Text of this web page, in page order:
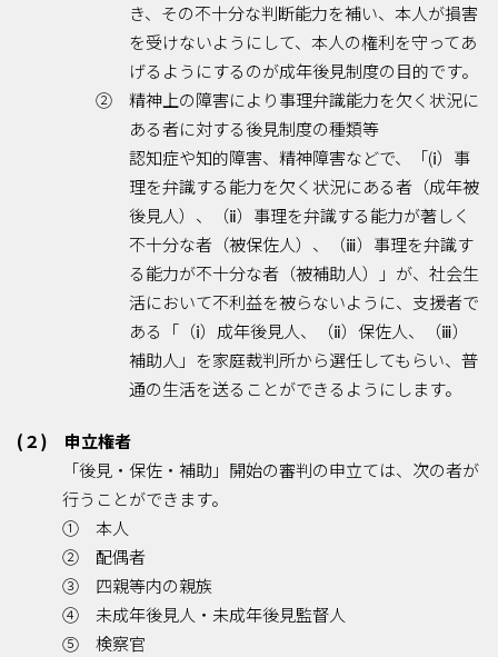
き、その不十分な判断能力を補い、本人が損害
を受けないようにして、本人の権利を守ってあ
げるようにするのが成年後見制度の目的です。
② 精神上の障害により事理弁識能力を欠く状況に
ある者に対する後見制度の種類等
認知症や知的障害、精神障害などで、「(ⅰ）事
理を弁識する能力を欠く状況にある者（成年被
後見人）、（ⅱ）事理を弁識する能力が著しく
不十分な者（被保佐人）、（ⅲ）事理を弁識す
る能力が不十分な者（被補助人）」が、社会生
活において不利益を被らないように、支援者で
ある「（ⅰ）成年後見人、（ⅱ）保佐人、（ⅲ）
補助人」を家庭裁判所から選任してもらい、普
通の生活を送ることができるようにします。
(２) 申立権者
「後見・保佐・補助」開始の審判の申立ては、次の者が
行うことができます。
① 本人
② 配偶者
③ 四親等内の親族
④ 未成年後見人・未成年後見監督人
⑤ 検察官